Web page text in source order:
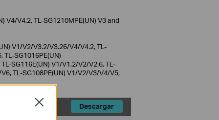
V4/V4.2, TL-SG1210MPE(UN) V3 and
V1/V2/V3.2/V3.26/V4/V4.2, TL-
TL-SG1016PE(UN)
SG116E(UN) V1/V1.2/V2/V2.6, TL-
TL-SG108PE(UN) V1/V2/V3/V4/V5,
Descargar
Close